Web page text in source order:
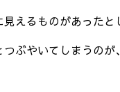
えるものがあったと
ぶやいてしまうのが